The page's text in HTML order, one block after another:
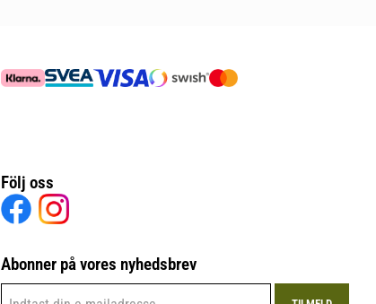
Följ oss
Abonner på vores nyhedsbrev